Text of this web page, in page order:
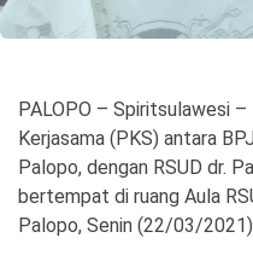
PALOPO – Spiritsulawesi
Kerjasama (PKS) antara
Palopo, dengan RSUD dr.
bertempat di ruang Aula
Palopo, Senin (22/03/2021)